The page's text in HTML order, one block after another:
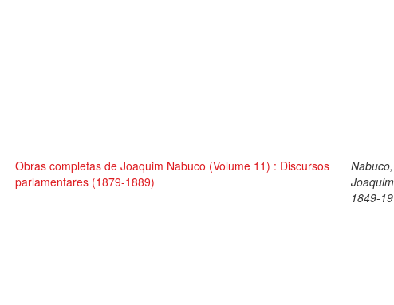
Obras completas de Joaquim Nabuco (Volume 11) : Discursos
parlamentares (1879-1889)
Nabuco,
1849-